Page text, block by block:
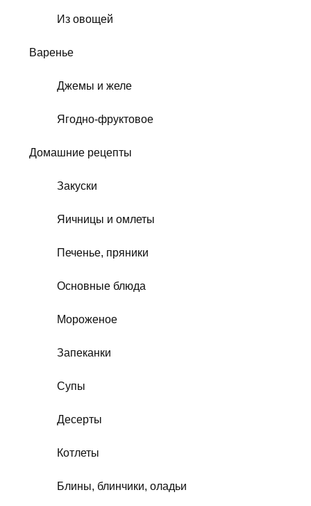
Из овощей
Варенье
Джемы и желе
Ягодно-фруктовое
Домашние рецепты
Закуски
Яичницы и омлеты
Печенье, пряники
Основные блюда
Мороженое
Запеканки
Супы
Десерты
Котлеты
Блины, блинчики, оладьи